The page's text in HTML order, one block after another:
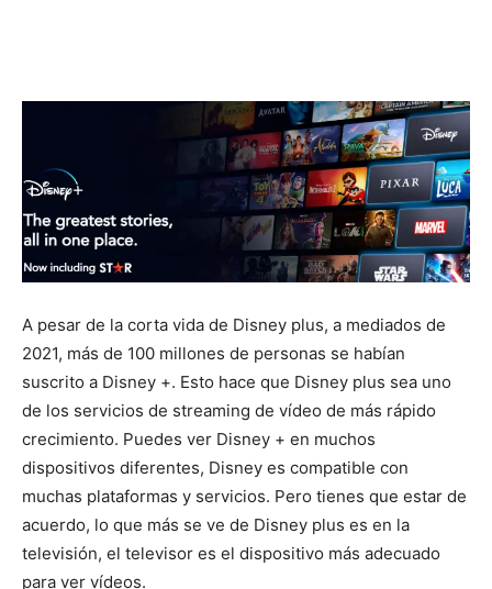
A pesar de la corta vida de Disney plus, a mediados de
2021, más de 100 millones de personas se habían
suscrito a Disney +. Esto hace que Disney plus sea uno
de los servicios de streaming de vídeo de más rápido
crecimiento. Puedes ver Disney + en muchos
dispositivos diferentes, Disney es compatible con
muchas plataformas y servicios. Pero tienes que estar de
acuerdo, lo que más se ve de Disney plus es en la
televisión, el televisor es el dispositivo más adecuado
para ver vídeos.